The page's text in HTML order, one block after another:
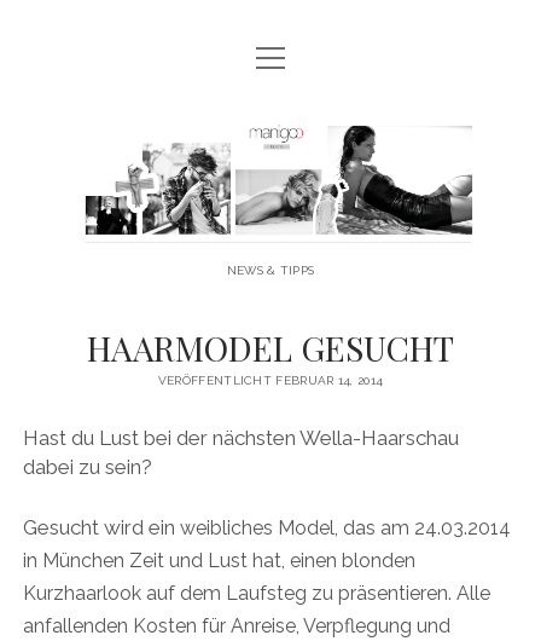
MANIGOO BLOG
MANIGOO MODELS
IMPRESSUM & DATENSCHUTZ
Menü
öffnen
Manigoo
NEWS & TIPPS
HAARMODEL GESUCHT
VERÖFFENTLICHT FEBRUAR 14, 2014
Hast du Lust bei der nächsten Wella-Haarschau
dabei zu sein?
Gesucht wird ein weibliches Model, das am 24.03.2014
in München Zeit und Lust hat, einen blonden
Kurzhaarlook auf dem Laufsteg zu präsentieren. Alle
anfallenden Kosten für Anreise, Verpflegung und